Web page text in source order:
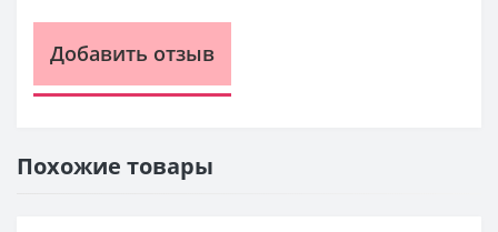
Добавить отзыв
Похожие товары